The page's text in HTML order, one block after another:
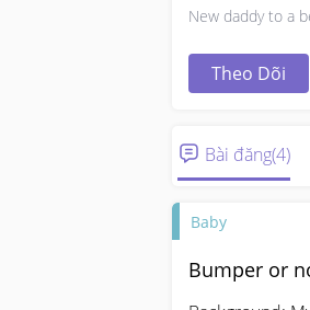
New daddy to a
Theo Dõi
Bài đăng(4)
Baby
Bumper or